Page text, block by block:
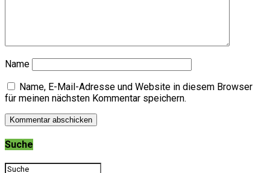
Name
Name, E-Mail-Adresse und Website in diesem Browser
für meinen nächsten Kommentar speichern.
Suche